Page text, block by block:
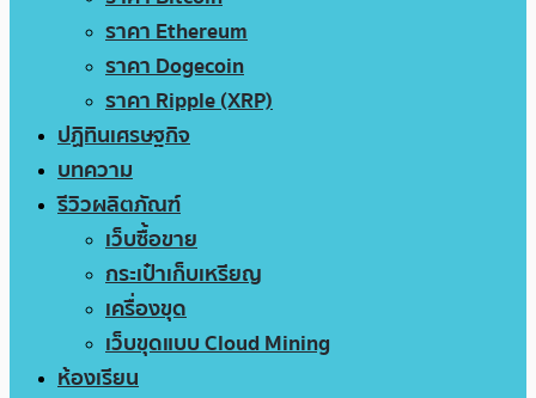
ราคา Ethereum
ราคา Dogecoin
ราคา Ripple (XRP)
ปฏิทินเศรษฐกิจ
บทความ
รีวิวผลิตภัณฑ์
เว็บซื้อขาย
กระเป๋าเก็บเหรียญ
เครื่องขุด
เว็บขุดแบบ Cloud Mining
ห้องเรียน